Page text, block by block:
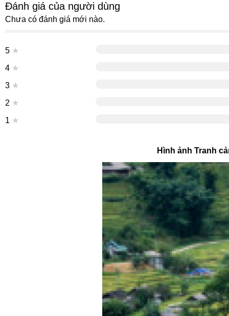
Đánh giá của người dùng
Chưa có đánh giá mới nào.
5 ★
4 ★
3 ★
2 ★
1 ★
Hình ảnh Tranh